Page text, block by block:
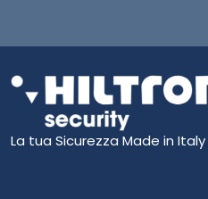
La tua Sicurezza Made in Italy